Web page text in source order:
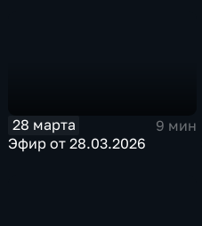
28 марта
9 мин
Эфир от 28.03.2026